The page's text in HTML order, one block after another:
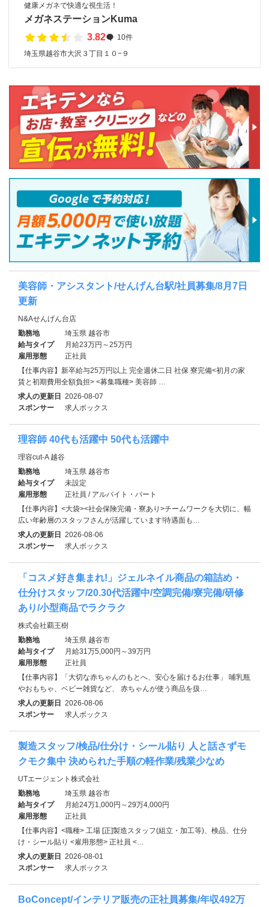
健康メガネで快適な視生活！
メガネステーションKuma
3.82
10件
埼玉県越谷市大沢３丁目１０−９
美容師・アシスタント/せんげん台駅/社員募集/8月7日
更新
N&Aせんげん台店
勤務地
埼玉県 越谷市
給与タイプ
月給23万円～25万円
雇用形態
正社員
【仕事内容】新卒給与25万円以上 完全週休二日 社保 寮完備<初月の家
賃と初期費用全額負担> <募集職種> 美容師 …
求人の更新日 2026-08-07
スポンサー
求人ボックス
理容師 40代も活躍中 50代も活躍中
理容cut-A 越谷
勤務地
埼玉県 越谷市
給与タイプ
未設定
雇用形態
正社員 / アルバイト・パート
【仕事内容】<大袋><社会保険完備・寮あり>チームワークを大切に、幅
広い年齢層のスタッフさんが活躍しています!待遇面も…
求人の更新日 2026-08-06
スポンサー
求人ボックス
「コスメ好き集まれ!」ジェルネイル商品の箱詰め・
仕分けスタッフ/20.30代活躍中/空調完備/寮完備/研修
あり/小型商品でラクラク
株式会社覇王樹
勤務地
埼玉県 越谷市
給与タイプ
月給31万5,000円～39万円
雇用形態
正社員
【仕事内容】「大切な赤ちゃんのもとへ、安心を届けるお仕事」 哺乳瓶
やおもちゃ、ベビー雑貨など、 赤ちゃんが使う商品を扱…
求人の更新日 2026-08-06
スポンサー
求人ボックス
製造スタッフ/検品/仕分け・シール貼り 人と話さずモ
クモク集中 決められた手順の軽作業/残業少なめ
UTエージェント株式会社
勤務地
埼玉県 越谷市
給与タイプ
月給24万1,000円～29万4,000円
雇用形態
正社員
【仕事内容】<職種> 工場 [正]製造スタッフ(組立・加工等)、検品、仕分
け・シール貼り <雇用形態> 正社員 <…
求人の更新日 2026-08-01
スポンサー
求人ボックス
BoConcept/インテリア販売の正社員募集/年収492万